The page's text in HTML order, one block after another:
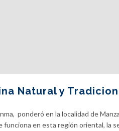
Natural y
ponderó en la localidad de
en esta región oriental, la